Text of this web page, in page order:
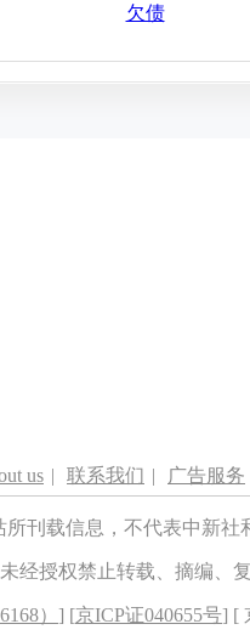
欠债
us | 联系我们 | 广告服务
所刊载信息，不代表中新
未经授权禁止转载、摘编、
） ] [京ICP证040655号] [